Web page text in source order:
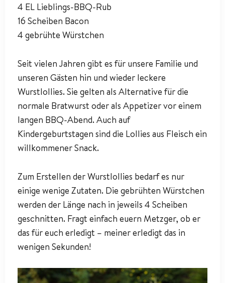
4 EL Lieblings-BBQ-Rub
16 Scheiben Bacon
4 gebrühte Würstchen
Seit vielen Jahren gibt es für unsere Familie und
unseren Gästen hin und wieder leckere
Wurstlollies. Sie gelten als Alternative für die
normale Bratwurst oder als Appetizer vor einem
langen BBQ-Abend. Auch auf
Kindergeburtstagen sind die Lollies aus Fleisch ein
willkommener Snack.
Zum Erstellen der Wurstlollies bedarf es nur
einige wenige Zutaten. Die gebrühten Würstchen
werden der Länge nach in jeweils 4 Scheiben
geschnitten. Fragt einfach euern Metzger, ob er
das für euch erledigt – meiner erledigt das in
wenigen Sekunden!